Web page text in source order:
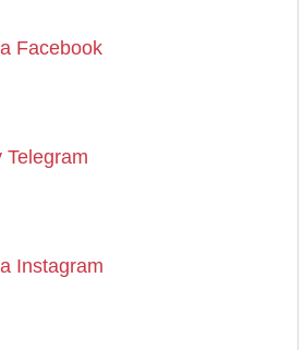
Facebook
Telegram
Instagram